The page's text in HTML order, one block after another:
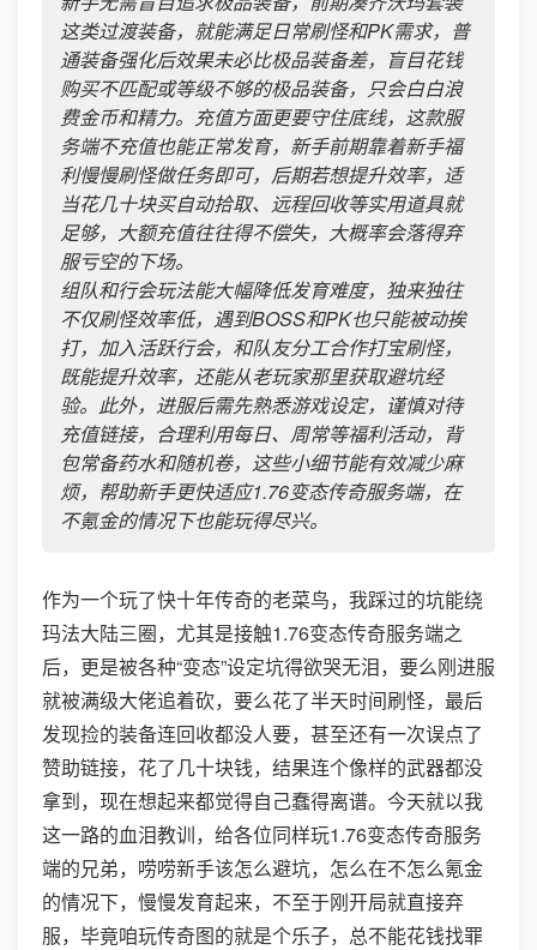
这类过渡装备，就能满足日常刷怪和PK需求，普
通装备强化后效果未必比极品装备差，盲目花钱
购买不匹配或等级不够的极品装备，只会白白浪
费金币和精力。充值方面更要守住底线，这款服
务端不充值也能正常发育，新手前期靠着新手福
利慢慢刷怪做任务即可，后期若想提升效率，适
当花几十块买自动拾取、远程回收等实用道具就
足够，大额充值往往得不偿失，大概率会落得弃
服亏空的下场。
组队和行会玩法能大幅降低发育难度，独来独往
不仅刷怪效率低，遇到BOSS和PK也只能被动挨
打，加入活跃行会，和队友分工合作打宝刷怪，
既能提升效率，还能从老玩家那里获取避坑经
验。此外，进服后需先熟悉游戏设定，谨慎对待
充值链接，合理利用每日、周常等福利活动，背
包常备药水和随机卷，这些小细节能有效减少麻
烦，帮助新手更快适应1.76变态传奇服务端，在
不氪金的情况下也能玩得尽兴。
作为一个玩了快十年传奇的老菜鸟，我踩过的坑能绕
玛法大陆三圈，尤其是接触1.76变态传奇服务端之
后，更是被各种“变态”设定坑得欲哭无泪，要么刚进服
就被满级大佬追着砍，要么花了半天时间刷怪，最后
发现捡的装备连回收都没人要，甚至还有一次误点了
赞助链接，花了几十块钱，结果连个像样的武器都没
拿到，现在想起来都觉得自己蠢得离谱。今天就以我
这一路的血泪教训，给各位同样玩1.76变态传奇服务
端的兄弟，唠唠新手该怎么避坑，怎么在不怎么氪金
的情况下，慢慢发育起来，不至于刚开局就直接弃
服，毕竟咱玩传奇图的就是个乐子，总不能花钱找罪